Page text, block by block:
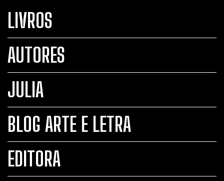
LIVROS
AUTORES
JULIA
BLOG ARTE E LETRA
EDITORA